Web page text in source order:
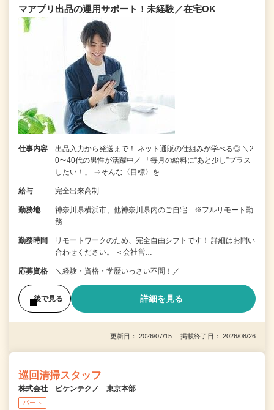
マアプリ出品の運用サポート！未経験／在宅OK
仕事内容
出品入力から発送まで！ ネット通販の仕組みが学べる◎ ＼2
0〜40代の男性が活躍中／ 「毎月の給料に“あと少し”プラス
したい！」 ⇒そんな〈目標〉を…
給与 完全出来高制
勤務地
神奈川県横浜市、他神奈川県内のご自宅 ※フルリモート勤
務
勤務時間
リモートワークのため、完全自由シフトです！ 詳細はお問い
合わせください。 ＜会社営…
応募資格 ＼経験・資格・学歴いっさい不問！／
後で見る 詳細を見る
更新日： 2026/07/15 掲載終了日： 2026/08/26
巡回清掃スタッフ
株式会社 ビケンテクノ 東京本部
パート